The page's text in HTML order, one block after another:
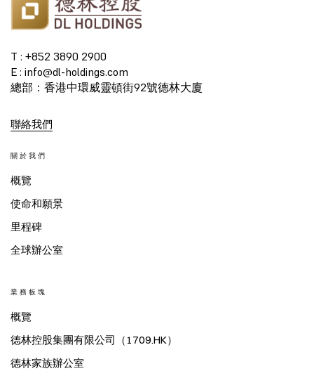
T : +852 3890 2900
E : info@dl-holdings.com
總部：香港中環威靈頓街92號德林大廈
聯絡我們
關於我們
概覽
使命和願景
里程碑
全球辦公室
業務板塊
概覽
德林控股集團有限公司（1709.HK）
德林家族辦公室